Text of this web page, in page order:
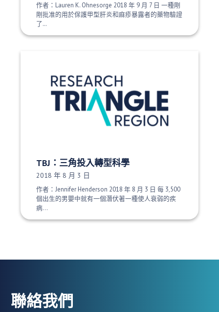
作者：Lauren K. Ohnesorge 2018 年 9 月 7 日 一種剛
剛批准的用於保護甲型肝炎和麻疹暴露者的藥物驗證
了…
TBJ：三角投入轉型科學
發布日期：
2018 年 8 月 3 日
作者：Jennifer Henderson 2018 年 8 月 3 日 每 3,500
個出生的男嬰中就有一個潛伏著一種使人衰弱的疾
病...
聯絡我們